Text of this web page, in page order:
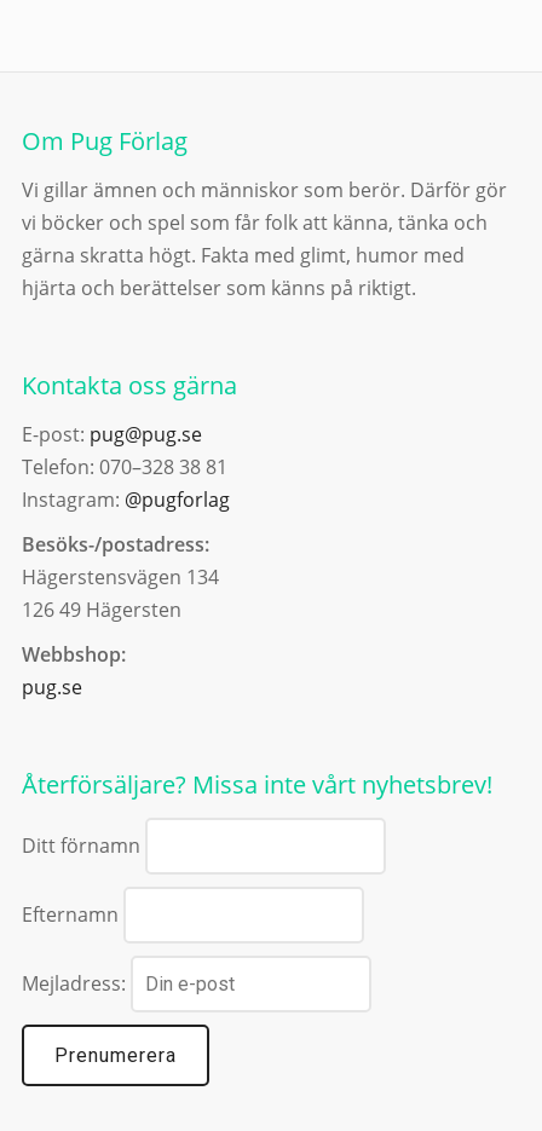
Om Pug Förlag
Vi gillar ämnen och människor som berör. Därför gör
vi böcker och spel som får folk att känna, tänka och
gärna skratta högt. Fakta med glimt, humor med
hjärta och berättelser som känns på riktigt.
Kontakta oss gärna
E-post: pug@pug.se
Telefon: 070–328 38 81
Instagram: @pugforlag
Besöks-/postadress:
Hägerstensvägen 134
126 49 Hägersten
Webbshop:
pug.se
Återförsäljare? Missa inte vårt nyhetsbrev!
Ditt förnamn
Efternamn
Mejladress: